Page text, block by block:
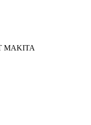
MAKITA